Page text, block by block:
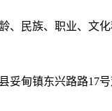
、民族、职业、文
甸镇东兴路路17